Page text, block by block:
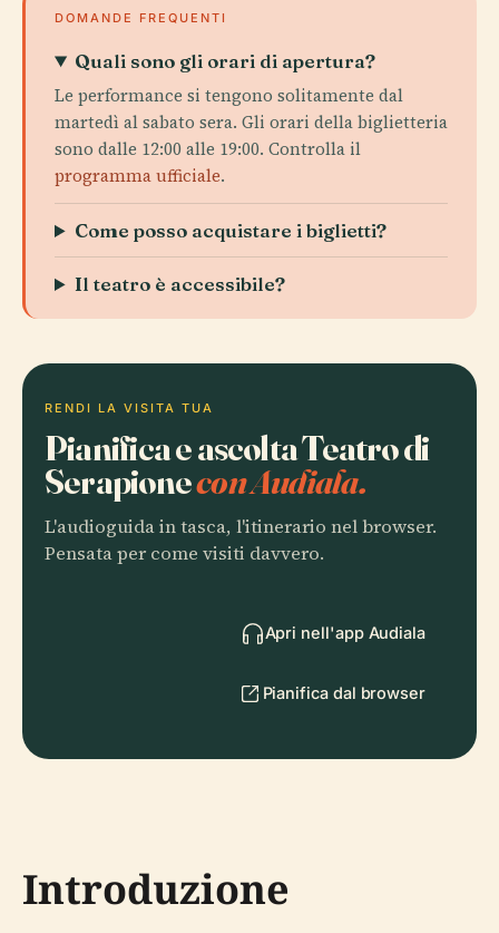
DOMANDE FREQUENTI
Quali sono gli orari di apertura?
Le performance si tengono solitamente dal
martedì al sabato sera. Gli orari della biglietteria
sono dalle 12:00 alle 19:00. Controlla il
programma ufficiale.
Come posso acquistare i biglietti?
Il teatro è accessibile?
RENDI LA VISITA TUA
Pianifica e ascolta Teatro di
Serapionecon Audiala.
L'audioguida in tasca, l'itinerario nel browser.
Pensata per come visiti davvero.
Apri nell'app Audiala
Pianifica dal browser
Introduzione